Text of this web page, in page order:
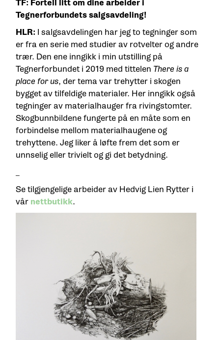
TF: Fortell litt om dine arbeider i
Tegnerforbundets salgsavdeling!
HLR: I salgsavdelingen har jeg to tegninger som
er fra en serie med studier av rotvelter og andre
trær. Den ene inngikk i min utstilling på
Tegnerforbundet i 2019 med tittelen There is a
place for us, der tema var trehytter i skogen
bygget av tilfeldige materialer. Her inngikk også
tegninger av materialhauger fra rivingstomter.
Skogbunnbildene fungerte på en måte som en
forbindelse mellom materialhaugene og
trehyttene. Jeg liker å løfte frem det som er
unnselig eller trivielt og gi det betydning.
Se tilgjengelige arbeider av Hedvig Lien Rytter i
vår nettbutikk.